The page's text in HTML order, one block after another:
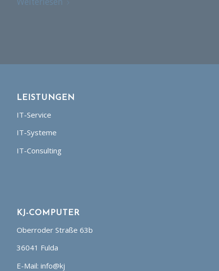
LEISTUNGEN
IT-Service
IT-Systeme
IT-Consulting
KJ-COMPUTER
Oberroder Straße 63b
36041 Fulda
E-Mail: info@kj